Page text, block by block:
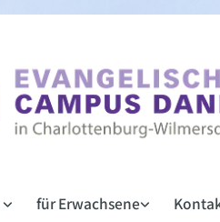
für Erwachsene